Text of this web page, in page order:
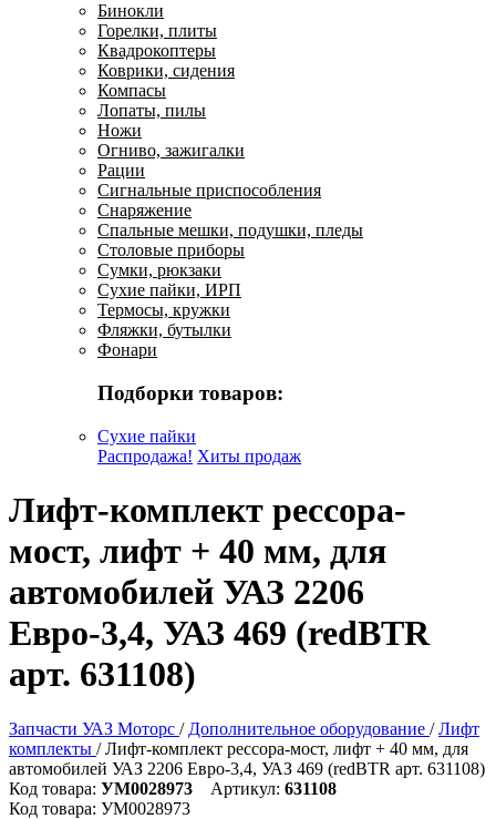
Бинокли
Горелки, плиты
Квадрокоптеры
Коврики, сидения
Компасы
Лопаты, пилы
Ножи
Огниво, зажигалки
Рации
Сигнальные приспособления
Снаряжение
Спальные мешки, подушки, пледы
Столовые приборы
Сумки, рюкзаки
Сухие пайки, ИРП
Термосы, кружки
Фляжки, бутылки
Фонари
Подборки товаров:
Сухие пайки
Распродажа! Хиты продаж
Лифт-комплект рессора-
мост, лифт + 40 мм, для
автомобилей УАЗ 2206
Евро-3,4, УАЗ 469 (redBTR
арт. 631108)
Запчасти УАЗ Моторс / Дополнительное оборудование / Лифт
комплекты / Лифт-комплект рессора-мост, лифт + 40 мм, для
автомобилей УАЗ 2206 Евро-3,4, УАЗ 469 (redBTR арт. 631108)
Код товара: УМ0028973 Артикул: 631108
Код товара: УМ0028973